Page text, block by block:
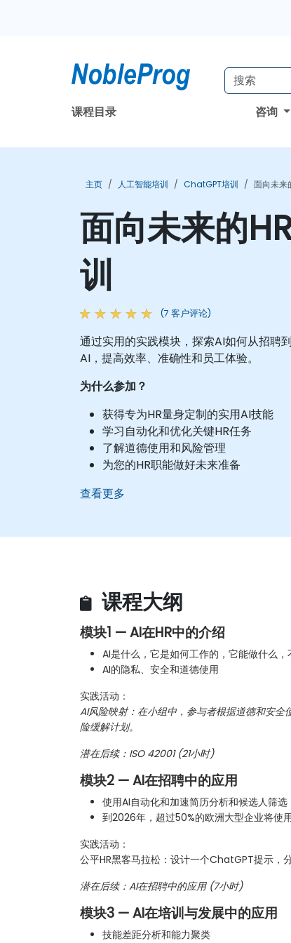
课程目录 咨询
主页 人工智能培训 ChatGPT培训 面向未来
面向未来的
训
(7 客户评论)
通过实用的实践模块，探索AI如何从招聘
AI，提高效率、准确性和员工体验。
为什么参加？
获得专为HR量身定制的实用AI技能
学习自动化和优化关键HR任务
了解道德使用和风险管理
为您的HR职能做好未来准备
查看更多
课程大纲
模块1 — AI在HR中的介绍
AI是什么，它是如何工作的，它能做什么
AI的隐私、安全和道德使用
实践活动：
AI风险映射：在小组中，参与者根据道德和安全
险缓解计划。
潜在后续：ISO 42001 (21小时)
模块2 — AI在招聘中的应用
使用AI自动化和加速简历分析和候选人筛选
到2026年，超过50%的欧洲大型企业将使
实践活动：
公平HR黑客马拉松：设计一个ChatGPT提示，
潜在后续：AI在招聘中的应用 (7小时)
模块3 — AI在培训与发展中的应用
技能差距分析和能力聚类